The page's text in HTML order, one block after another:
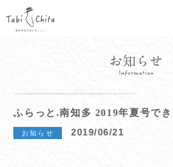
ふらっと.南知多 2019年夏号でき
お知らせ 2019/06/21